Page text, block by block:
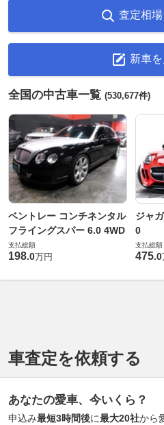
査定相
新車
全国の中古車一覧 (530,677件)
ベントレー コンチネンタル
フライングスパー 6.0 4WD
支払総額
198.0万円
ジャ
0
支払総額
475.0
車査定を依頼する
あなたの愛車、今いくら？
申込み最短3時間後に最大20社から